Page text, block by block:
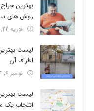
روش های
فوریه 22, 2026
لیست
اطراف آن
نوامبر 6, 2024
لیست
انتخاب